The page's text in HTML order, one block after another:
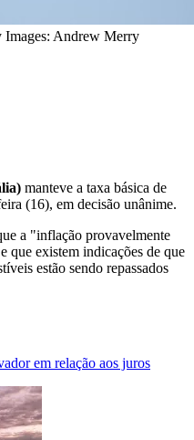
Images: Andrew Merry
manteve a taxa básica de
(16), em decisão unânime.
a "inflação provavelmente
que existem indicações de que
estão sendo repassados
em relação aos juros